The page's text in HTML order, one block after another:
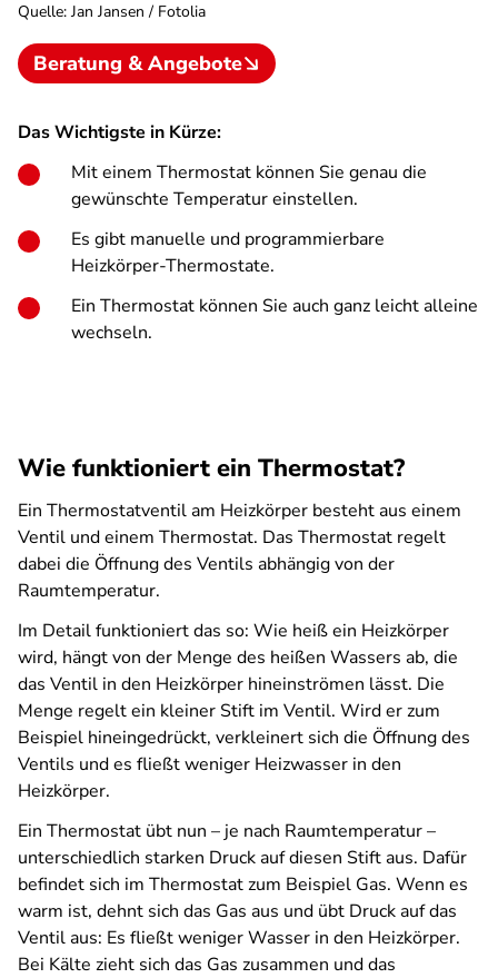
Quelle: Jan Jansen / Fotolia
Beratung & Angebote
Das Wichtigste in Kürze:
Mit einem Thermostat können Sie genau die
gewünschte Temperatur einstellen.
Es gibt manuelle und programmierbare
Heizkörper-Thermostate.
Ein Thermostat können Sie auch ganz leicht alleine
wechseln.
Wie funktioniert ein Thermostat?
Ein Thermostatventil am Heizkörper besteht aus einem
Ventil und einem Thermostat. Das Thermostat regelt
dabei die Öffnung des Ventils abhängig von der
Raumtemperatur.
Im Detail funktioniert das so: Wie heiß ein Heizkörper
wird, hängt von der Menge des heißen Wassers ab, die
das Ventil in den Heizkörper hineinströmen lässt. Die
Menge regelt ein kleiner Stift im Ventil. Wird er zum
Beispiel hineingedrückt, verkleinert sich die Öffnung des
Ventils und es fließt weniger Heizwasser in den
Heizkörper.
Ein Thermostat übt nun – je nach Raumtemperatur –
unterschiedlich starken Druck auf diesen Stift aus. Dafür
befindet sich im Thermostat zum Beispiel Gas. Wenn es
warm ist, dehnt sich das Gas aus und übt Druck auf das
Ventil aus: Es fließt weniger Wasser in den Heizkörper.
Bei Kälte zieht sich das Gas zusammen und das